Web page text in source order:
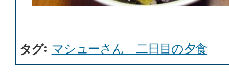
タグ: マシューさん 二日目の夕食